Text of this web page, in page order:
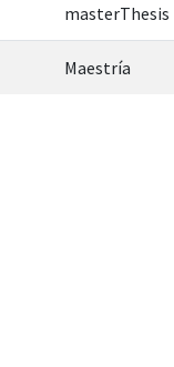
masterThesis
Maestría